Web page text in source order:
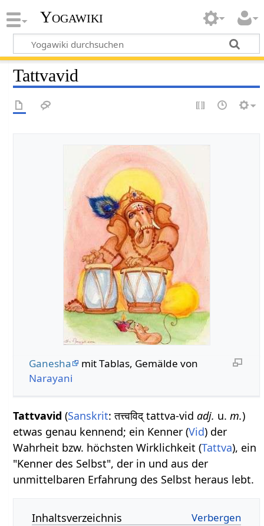
Yogawiki
Tattvavid
Ganesha
mit Tablas, Gemälde von
Narayani
Tattvavid (Sanskrit: तत्त्वविद् tattva-vidadj. u.m.)
etwas genau kennend; ein Kenner (Vid) der
Wahrheit bzw. höchsten Wirklichkeit (Tattva), ein
"Kenner des Selbst", der in und aus der
unmittelbaren Erfahrung des Selbst heraus lebt.
Inhaltsverzeichnis